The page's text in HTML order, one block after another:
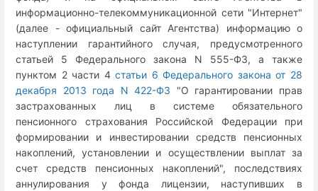
информационно-телекоммуникационной сети "Интернет"
(далее - официальный сайт Агентства) информацию о
наступлении гарантийного случая, предусмотренного
статьей 5 Федерального закона N 555-ФЗ, а также
пунктом 2 части 4статьи 6 Федерального закона от 28
декабря 2013 года N 422-ФЗ "О гарантировании прав
застрахованных лиц в системе обязательного
пенсионного страхования Российской Федерации при
формировании и инвестировании средств пенсионных
накоплений, установлении и осуществлении выплат за
счет средств пенсионных накоплений", последствиях
аннулирования у фонда лицензии, наступивших в